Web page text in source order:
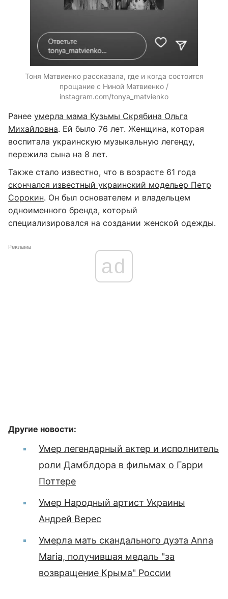
Тоня Матвиенко рассказала, где и когда состоится
прощание с Ниной Матвиенко /
instagram.com/tonya_matvienko
Ранее умерла мама Кузьмы Скрябина Ольга
Михайловна. Ей было 76 лет. Женщина, которая
воспитала украинскую музыкальную легенду,
пережила сына на 8 лет.
Также стало известно, что в возрасте 61 года
скончался известный украинский модельер Петр
Сорокин. Он был основателем и владельцем
одноименного бренда, который
специализировался на создании женской одежды.
Реклама
ad
Другие новости:
Умер легендарный актер и исполнитель
роли Дамблдора в фильмах о Гарри
Поттере
Умер Народный артист Украины
Андрей Верес
Умерла мать скандального дуэта Anna
Maria, получившая медаль "за
возвращение Крыма" России